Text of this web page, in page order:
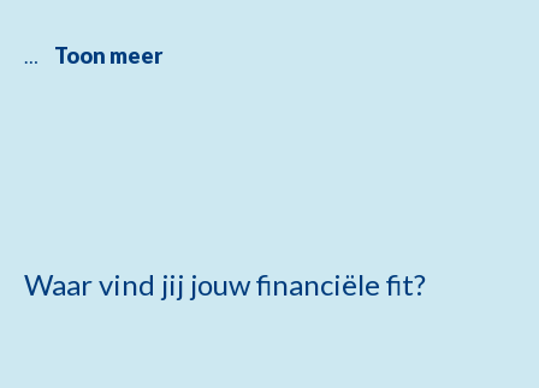
Toon meer
Waar vind jij jouw financiële fit?